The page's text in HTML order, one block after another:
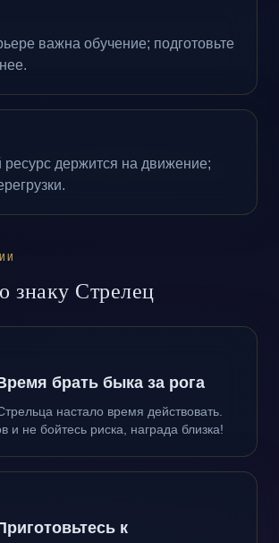
важна обучение; подготовьте
держится на движение;
знаку Стрелец
брать быка за рога
настало время действовать.
и не бойтесь риска, награда близка!
к